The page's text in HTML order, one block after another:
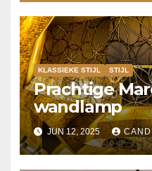
KLASSIEKE STIJL STIJL
Prachtige
wandlamp
JUN 12, 2025